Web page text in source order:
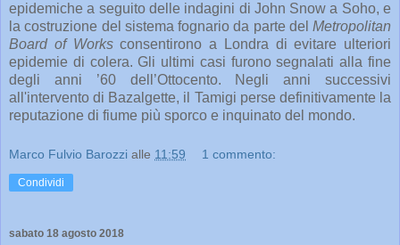
epidemiche a seguito delle indagini di John Snow a Soho, e
la costruzione del sistema fognario da parte del Metropolitan
Board of Worksconsentirono a Londra di evitare ulteriori
epidemie di colera. Gli ultimi casi furono segnalati alla fine
degli anni ’60 dell’Ottocento. Negli anni successivi
all'intervento di Bazalgette, il Tamigi perse definitivamente la
reputazione di fiume più sporco e inquinato del mondo.
Marco Fulvio Barozzi alle 11:59 1 commento:
Condividi
sabato 18 agosto 2018